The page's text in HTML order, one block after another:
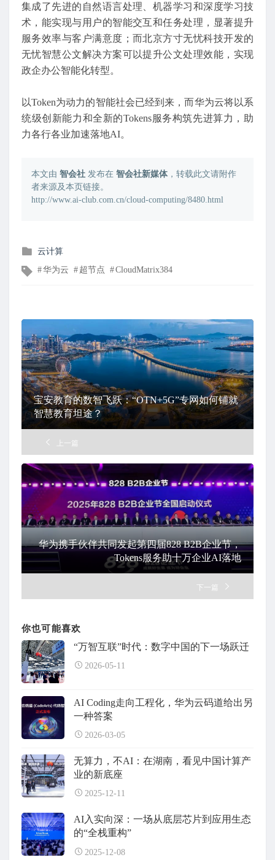
集成了先进的自然语言处理、机器学习和深度学习技
术，能实现与用户的智能交互和任务处理，显著提升
服务效率与客户满意度；而北京方寸无忧科技开发的
无忧智慧公文解决方案可以提升公文处理效能，实现
政企办公智能化转型。
以Token为动力的智能社会已经到来，而华为云将以系
统级创新能力和全新的Tokens服务构筑先进算力，助
力各行各业加速落地AI。
本文由 智会社 发布在 智会社新媒体，转载此文请附作
者来源及本页链接。
http://www.ai-club.com.cn/cloud-computing/8480.html
发
在
云计算
文华为云 超节点 CloudMatrix384
宝安教育的数智飞跃：“OTN+5G”专网如何铺就
智慧教育坦途？
上一篇
华为携手伙伴共同发起第四届828 B2B企业节，
Tokens服务助十万企业AI落地
下一篇
你也可能喜欢
“万智互联”时代：数字中国的下一场跃迁
2026-05-11
AI Coding走向工程化，华为云码道给出另
一种答案
2026-03-05
无算力，不AI：在湖南，看见中国计算产
业的新底座
2025-12-11
AI入实向深：一场从底层芯片到应用生态
的“全栈重构”
2025-12-08